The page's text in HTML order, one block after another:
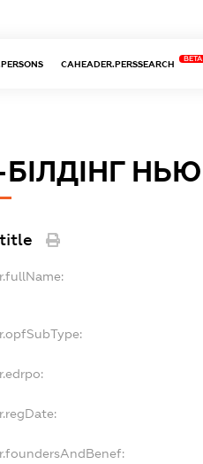
CAHEADER.PERSSEARCH
BETA
НЬЮ